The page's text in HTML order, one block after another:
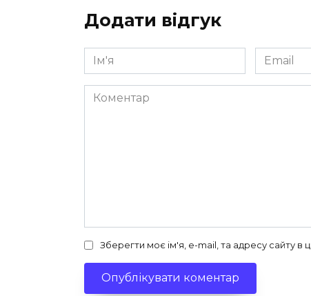
Додати відгук
Ім'я
*
Email
*
Коментар
Зберегти моє ім'я, e-mail, та адресу сайту в